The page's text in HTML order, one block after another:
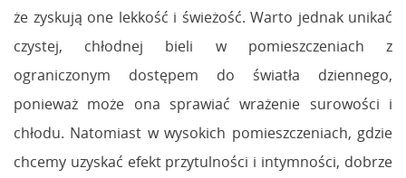
że zyskują one lekkość i świeżość. Warto jednak unikać
czystej, chłodnej bieli w pomieszczeniach z
ograniczonym dostępem do światła dziennego,
ponieważ może ona sprawiać wrażenie surowości i
chłodu. Natomiast w wysokich pomieszczeniach, gdzie
chcemy uzyskać efekt przytulności i intymności, dobrze